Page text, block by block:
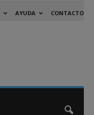
AYUDA CONTACTO